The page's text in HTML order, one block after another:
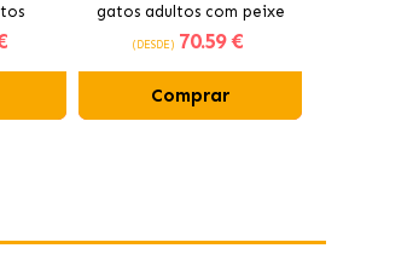
gatos adultos com peixe
(DESDE) 70.59 €
Comprar